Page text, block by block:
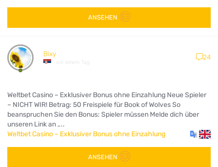
ANSEHEN
Bixy
vor einem Tag
24
Weltbet Casino – Exklusiver Bonus ohne Einzahlung Neue Spieler
– NICHT WIR! Betrag: 50 Freispiele für Book of Wolves So
beanspruchen Sie den Bonus: Spieler müssen Melde dich über
unseren Link an ,...
Weltbet Casino – Exklusiver Bonus ohne Einzahlung
ANSEHEN